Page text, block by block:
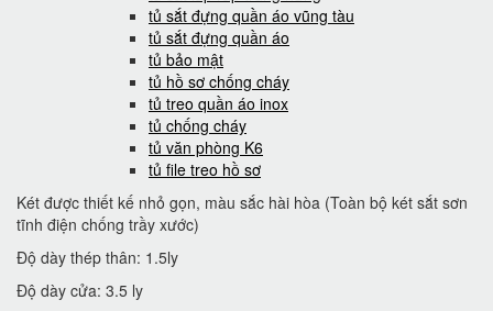
tủ sắt đựng quần áo vũng tàu
tủ sắt đựng quần áo
tủ bảo mật
tủ hồ sơ chống cháy
tủ treo quần áo inox
tủ chống cháy
tủ văn phòng K6
tủ file treo hồ sơ
Két được thiết kế nhỏ gọn, màu sắc hài hòa (Toàn bộ két sắt sơn
tĩnh điện chống trầy xước)
Độ dày thép thân: 1.5ly
Độ dày cửa: 3.5 ly